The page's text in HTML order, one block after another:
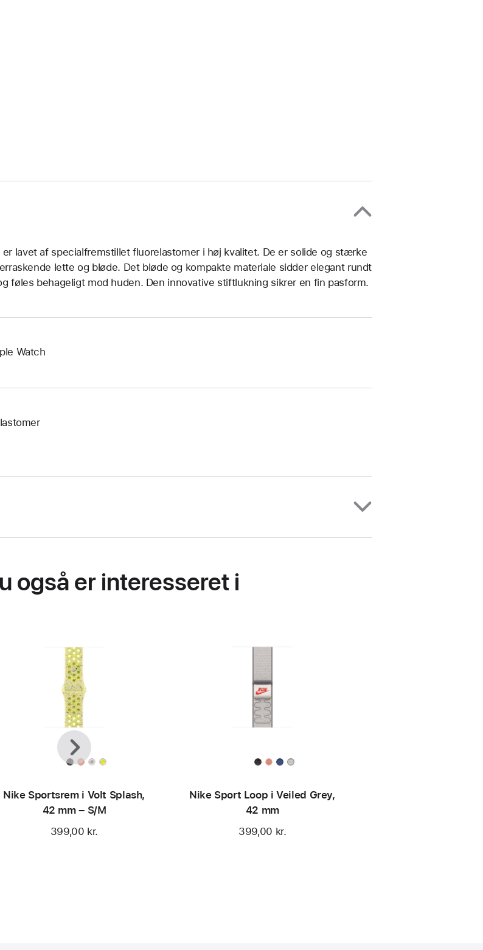
lavet af specialfremstillet fluorelastomer i høj kvalitet. De er solide og stærke
lette og bløde. Det bløde og kompakte materiale sidder elegant rundt
føles behageligt mod huden. Den innovative stiftlukning sikrer en fin pasform.
Watch
også er interesseret i
Nike Sportsrem i Volt Splash,
42 mm – S/M
399,00 kr.
Nike Sport Loop i Veiled Grey,
42 mm
399,00 kr.
Forrige
Næste